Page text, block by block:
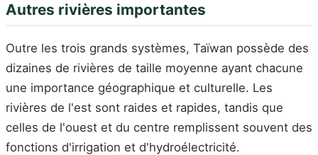
Autres rivières importantes
Outre les trois grands systèmes, Taïwan possède des
dizaines de rivières de taille moyenne ayant chacune
une importance géographique et culturelle. Les
rivières de l'est sont raides et rapides, tandis que
celles de l'ouest et du centre remplissent souvent des
fonctions d'irrigation et d'hydroélectricité.